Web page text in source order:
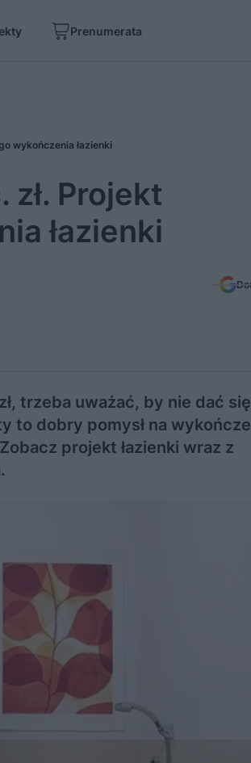
Prenumerata
wykończenia łazienki
zł. Projekt
łazienki
trzeba uważać, by nie dać
to dobry pomysł na
projekt łazienki wraz z